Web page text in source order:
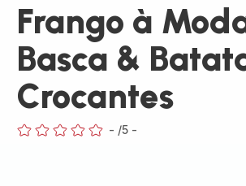
Frango à
Basca &
Crocantes
- /5 -